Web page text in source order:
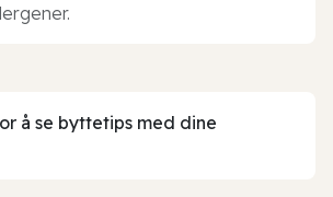
å se byttetips med dine